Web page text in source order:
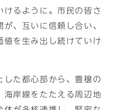
けるように。市民の皆さ
、互いに信頼し合い、
値を生み出し続けていけ
した都心部から、豊穣の
海岸線をたたえる周辺地